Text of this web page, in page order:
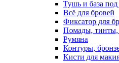
Тушь и база
Всё для бровей
Фиксатор для
Помады, тинты,
Румяна
Контуры,
Кисти для